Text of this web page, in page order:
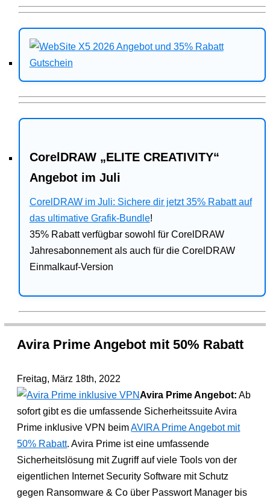
CorelDRAW „ELITE CREATIVITY“
Angebot im Juli
CorelDRAW im Juli: Sichere dir jetzt 35% Rabatt auf
das ultimative Grafik-Bundle!
35% Rabatt verfügbar sowohl für CorelDRAW
Jahresabonnement als auch für die CorelDRAW
Einmalkauf-Version
Avira Prime Angebot mit 50% Rabatt
Freitag, März 18th, 2022
Avira Prime Angebot: Ab
sofort gibt es die umfassende Sicherheitssuite Avira
Prime inklusive VPN beimAVIRA Prime Angebot mit
50% Rabatt. Avira Prime ist eine umfassende
Sicherheitslösung mit Zugriff auf viele Tools von der
eigentlichen Internet Security Software mit Schutz
gegen Ransomware & Co über Passwort Manager bis